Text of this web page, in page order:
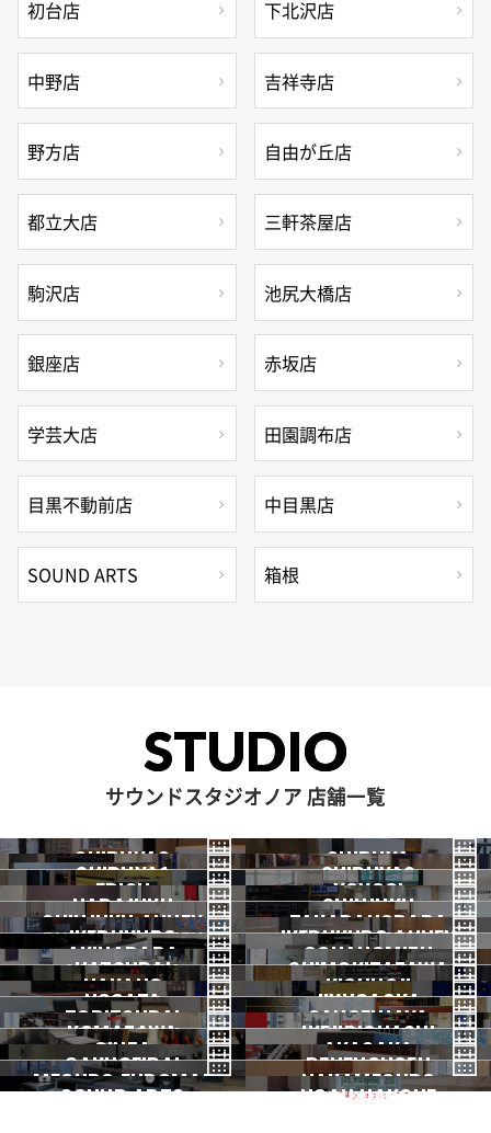
初台店 下北沢店
中野店 吉祥寺店
野方店 自由が丘店
都立大店 三軒茶屋店
駒沢店 池尻大橋店
銀座店 赤坂店
学芸大店 田園調布店
目黒不動前店 中目黒店
SOUND ARTS 箱根
STUDIO
サウンドスタジオノア 店舗一覧
SHIBUYA3
渋谷3号
2026.07 OPEN
SHIBUYA
渋谷本店
SHIBUYA1
渋谷1号
SHIBUYA2
渋谷2号
EBISU
恵比寿
YOYOGI
代々木
HARAJUKU
原宿
SHINJUKU
新宿
SHINJUKU ANNEX
新宿ANNEX
TAKADANOBABA
高田馬場
IKEBUKURO
池袋
IKEBUKURO ANNEX
池袋ANNEX
AKIHABARA
秋葉原
OCHANOMIZU
御茶ノ水
HATSUDAI
初台
SHIMOKITAZAWA
下北沢
NAKANO
中野
KICHIJOJI
吉祥寺
NOGATA
野方
JIYUGAOKA
自由が丘
TORITSUDAI
都立大
SANGENJAYA
三軒茶屋
KOMAZAWA
駒沢
IKEJIRIOHASHI
池尻大橋
一時閉店中
GINZA
銀座
AKASAKA
赤坂
GAKUGEIDAI
学芸大
DENENCHOFU
田園調布
MEGURO FUDOMAE NAKAMEGURO
中目黒
SOUND ARTS NOAH HAKONE